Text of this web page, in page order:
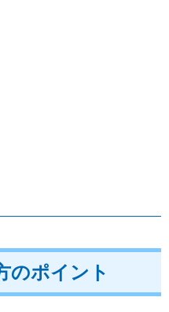
のポイント